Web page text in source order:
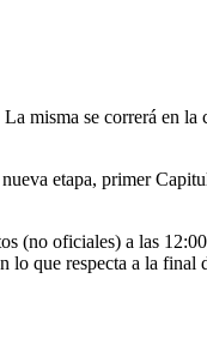
misma se correrá en
etapa, primer
(no oficiales) a las
lo que respecta a la